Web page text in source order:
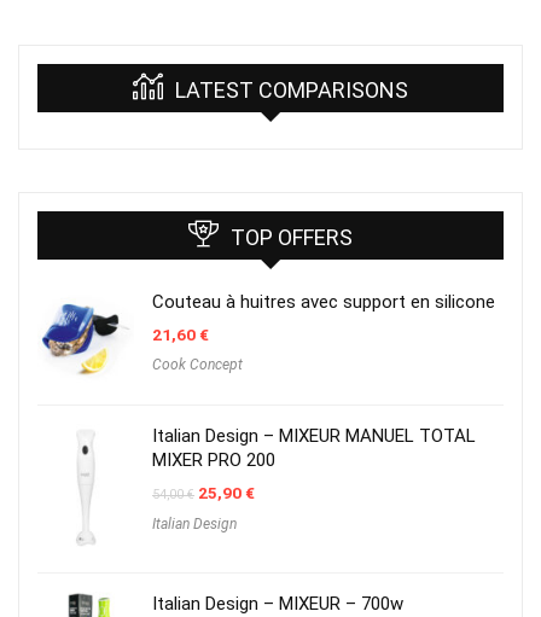
LATEST COMPARISONS
TOP OFFERS
Couteau à huitres avec support en silicone
21,60€
Cook Concept
Italian Design – MIXEUR MANUEL TOTAL
MIXER PRO 200
54,00€ Original
was:
25,90€Current
Italian Design
Italian Design – MIXEUR – 700w